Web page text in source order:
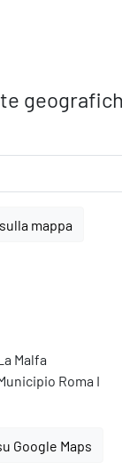
mappa
Malfa
Roma I
Google Maps